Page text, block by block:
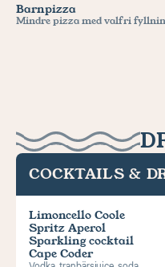
Barnpizza
Mindre pizza med valfri
COCKTAILS &
Limoncello Coole
Spritz Aperol
Sparkling cocktail
Cape Coder